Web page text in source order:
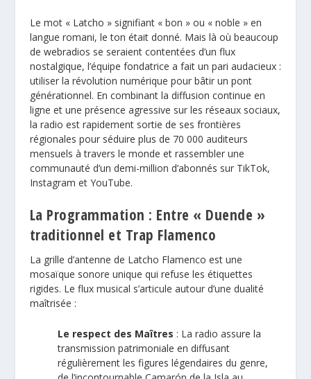
Le mot « Latcho » signifiant « bon » ou « noble » en
langue romani, le ton était donné. Mais là où beaucoup
de webradios se seraient contentées d’un flux
nostalgique, l’équipe fondatrice a fait un pari audacieux :
utiliser la révolution numérique pour bâtir un pont
générationnel. En combinant la diffusion continue en
ligne et une présence agressive sur les réseaux sociaux,
la radio est rapidement sortie de ses frontières
régionales pour séduire plus de 70 000 auditeurs
mensuels à travers le monde et rassembler une
communauté d’un demi-million d’abonnés sur TikTok,
Instagram et YouTube.
La Programmation : Entre « Duende »
traditionnel et Trap Flamenco
La grille d’antenne de Latcho Flamenco est une
mosaïque sonore unique qui refuse les étiquettes
rigides. Le flux musical s’articule autour d’une dualité
maîtrisée :
Le respect des Maîtres : La radio assure la
transmission patrimoniale en diffusant
régulièrement les figures légendaires du genre,